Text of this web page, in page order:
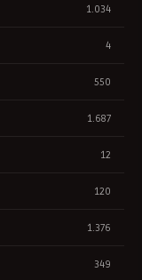
1.034
4
550
1.687
12
120
1.376
349